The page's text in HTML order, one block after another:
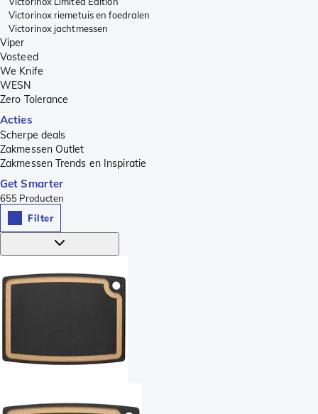
Victorinox riemetuis en foedralen
Victorinox jachtmessen
Viper
Vosteed
We Knife
WESN
Zero Tolerance
Acties
Scherpe deals
Zakmessen Outlet
Zakmessen Trends en Inspiratie
Get Smarter
655 Producten
Filter